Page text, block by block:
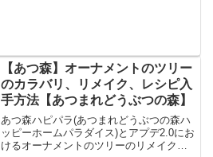
【あつ森】オーナメントのツリー
のカラバリ、リメイク、レシピ入
手方法【あつまれどうぶつの森】
あつ森ハピパラ(あつまれどうぶつの森ハ
ッピーホームパラダイス)とアプデ2.0にお
けるオーナメントのツリーのリメイクの